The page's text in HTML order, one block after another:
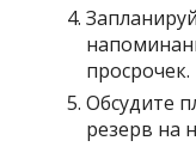
просрочек.
Обсудите
резерв на